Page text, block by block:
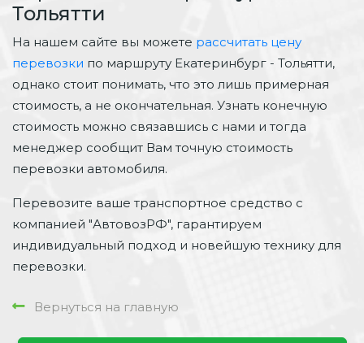
Тольятти
На нашем сайте вы можете рассчитать цену
перевозки по маршруту Екатеринбург - Тольятти,
однако стоит понимать, что это лишь примерная
стоимость, а не окончательная. Узнать конечную
стоимость можно связавшись с нами и тогда
менеджер сообщит Вам точную стоимость
перевозки автомобиля.
Перевозите ваше транспортное средство с
компанией "АвтовозРФ", гарантируем
индивидуальный подход и новейшую технику для
перевозки.
Вернуться на главную